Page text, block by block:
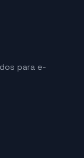
para e-